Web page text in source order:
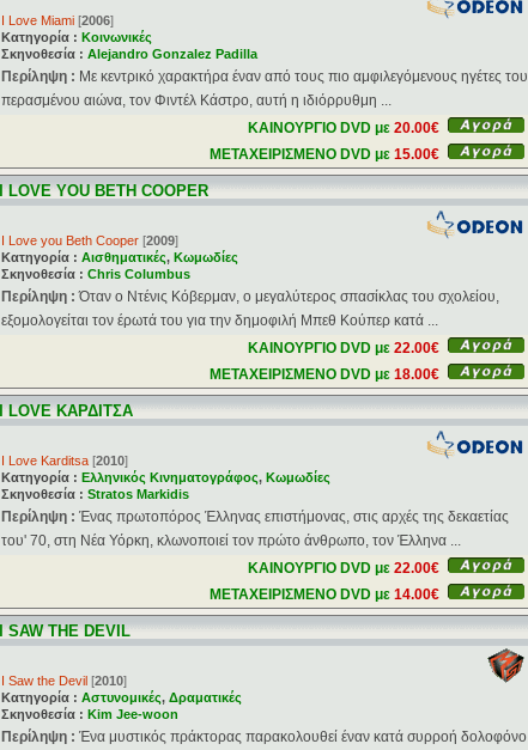
I Love Miami [2006]
Κατηγορία : Κοινωνικές
Σκηνοθεσία : Alejandro Gonzalez Padilla
Περίληψη : Με κεντρικό χαρακτήρα έναν από τους πιο αμφιλεγόμενους ηγέτες του
περασμένου αιώνα, τον Φιντέλ Κάστρο, αυτή η ιδιόρρυθμη ...
ΚΑΙΝΟΥΡΓΙΟ DVD με 20.00€
ΜΕΤΑΧΕΙΡΙΣΜΕΝΟ DVD με 15.00€
I LOVE YOU BETH COOPER
I Love you Beth Cooper [2009]
Κατηγορία : Αισθηματικές, Κωμωδίες
Σκηνοθεσία : Chris Columbus
Περίληψη :Όταν ο Ντένις Κόβερμαν, ο μεγαλύτερος σπασίκλας του σχολείου,
εξομολογείται τον έρωτά του για την δημοφιλή Μπεθ Κούπερ κατά ...
ΚΑΙΝΟΥΡΓΙΟ DVD με 22.00€
ΜΕΤΑΧΕΙΡΙΣΜΕΝΟ DVD με 18.00€
I LOVE ΚΑΡΔΙΤΣΑ
I Love Karditsa [2010]
Κατηγορία : Ελληνικός Κινηματογράφος, Κωμωδίες
Σκηνοθεσία : Stratos Markidis
Περίληψη : Ένας πρωτοπόρος Έλληνας επιστήμονας, στις αρχές της δεκαετίας
του' 70, στη Νέα Υόρκη, κλωνοποιεί τον πρώτο άνθρωπο, τον Έλληνα ...
ΚΑΙΝΟΥΡΓΙΟ DVD με 22.00€
ΜΕΤΑΧΕΙΡΙΣΜΕΝΟ DVD με 14.00€
I SAW THE DEVIL
I Saw the Devil [2010]
Κατηγορία : Αστυνομικές, Δραματικές
Σκηνοθεσία : Kim Jee-woon
Περίληψη : Ένα μυστικός πράκτορας παρακολουθεί έναν κατά συρροή δολοφόνο